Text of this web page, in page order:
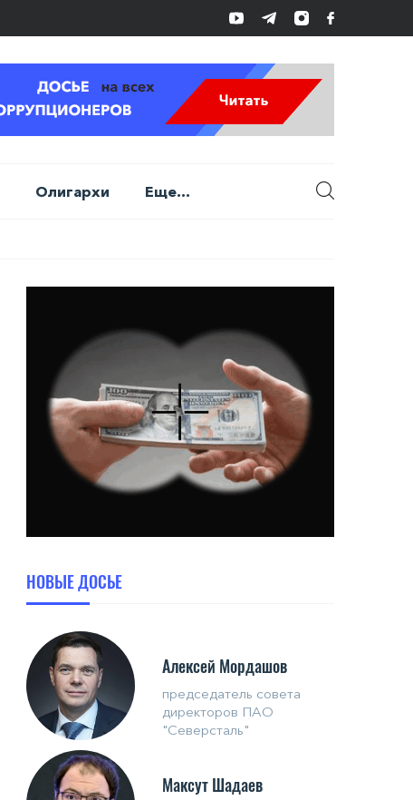
Олигархи Еще...
НОВЫЕ ДОСЬЕ
Алексей Мордашов
председатель совета
директоров ПАО
"Северсталь"
Максут Шадаев